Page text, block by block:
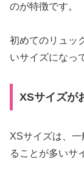
のが特徴です。
初めてのリュッ
いサイズになっ
XSサイズが
XSサイズは、
ることが多いサ